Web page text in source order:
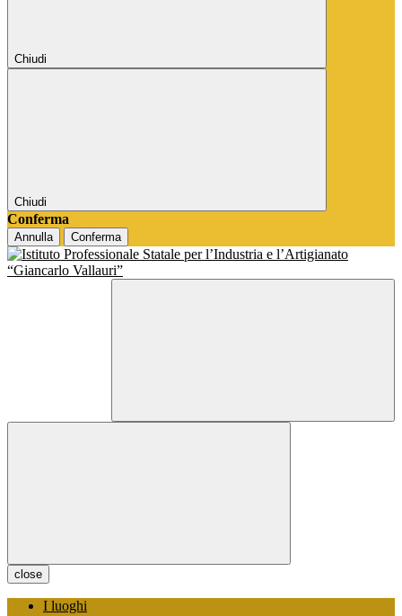
Chiudi
Chiudi
Conferma
Annulla Conferma
close
I luoghi